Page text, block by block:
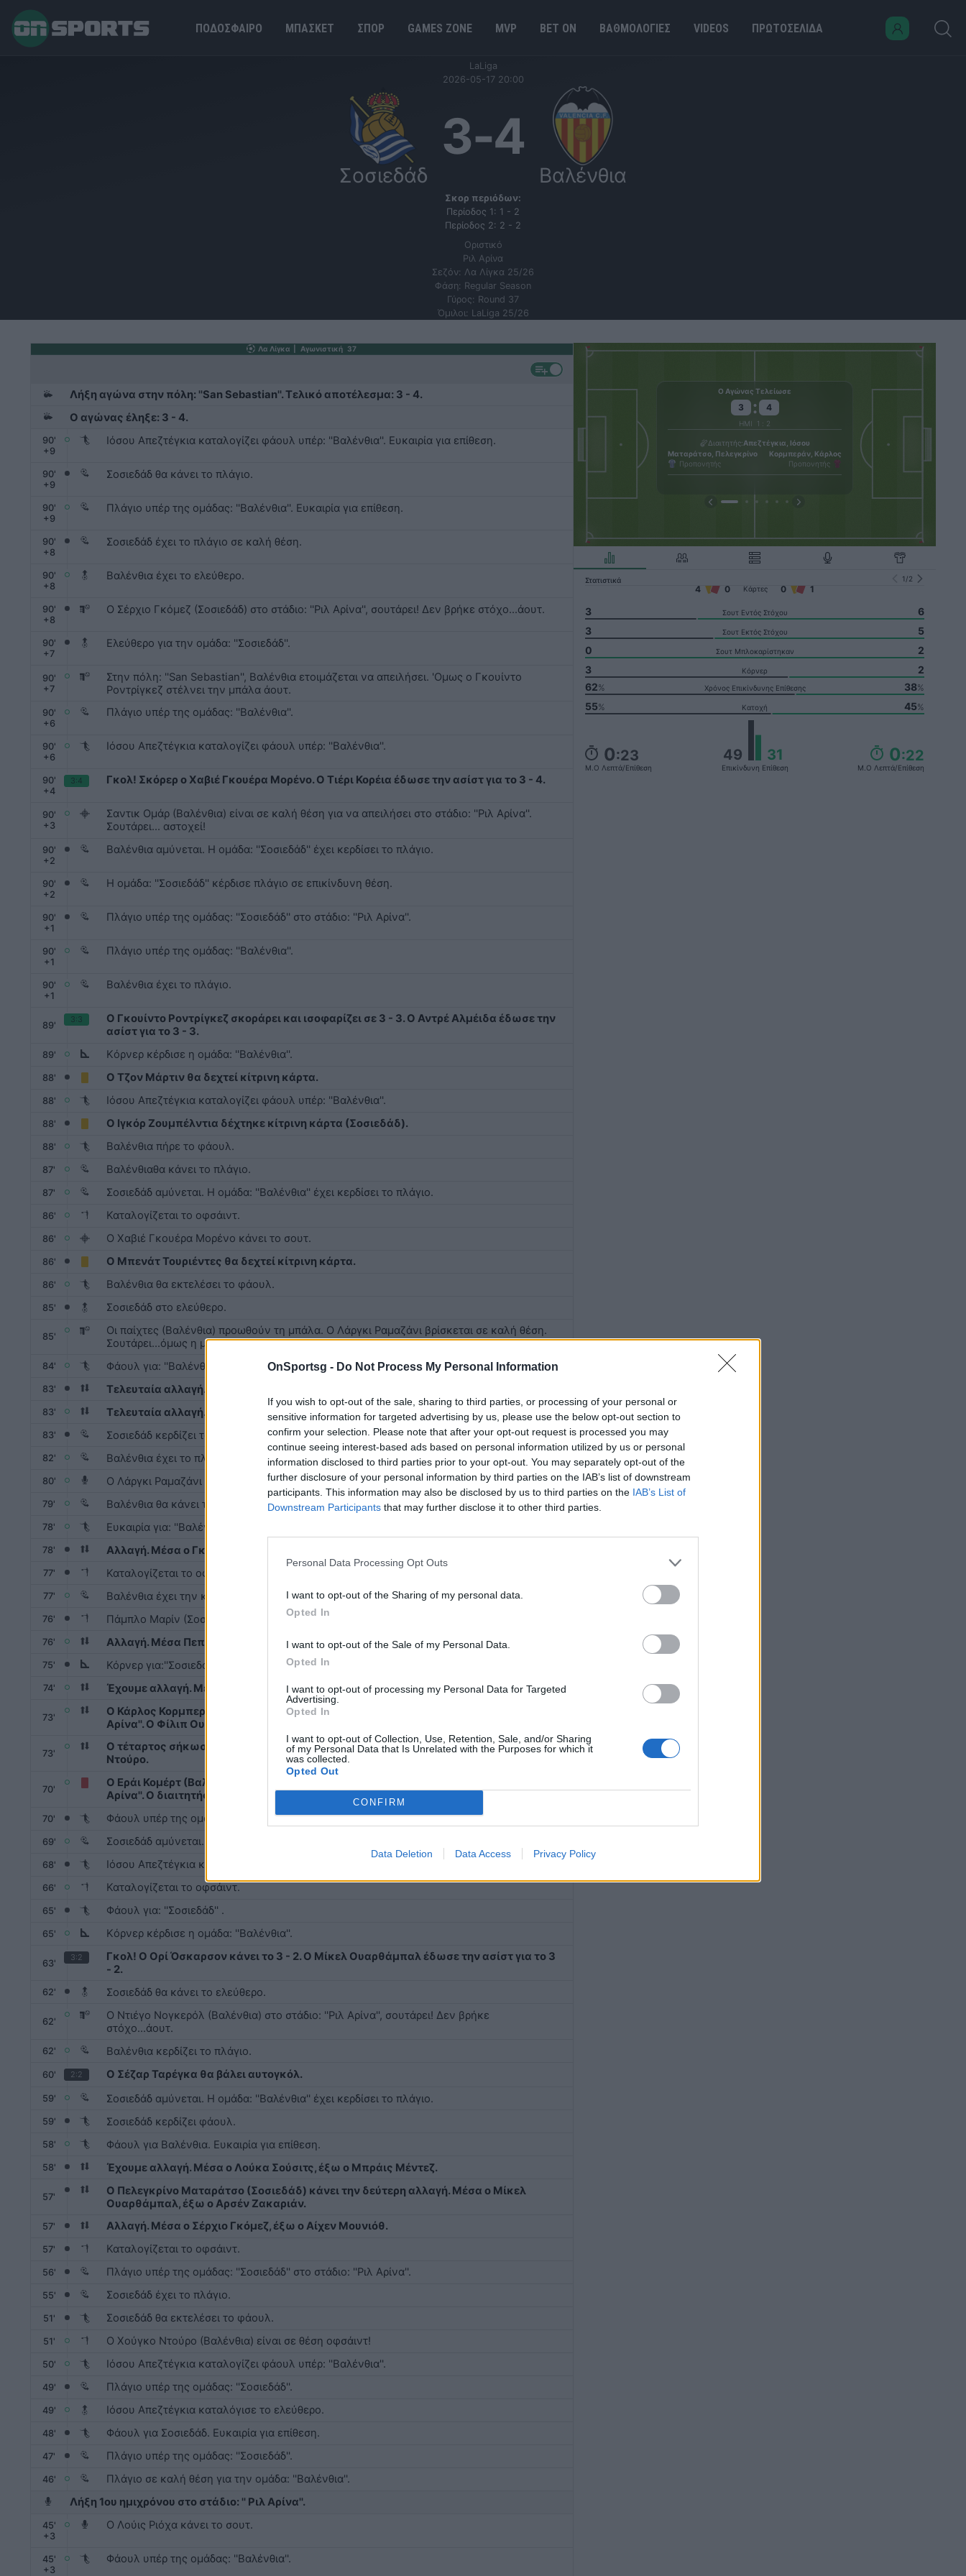
OnSportsg - Do Not Process My Personal Information
If you wish to opt-out of the sale, sharing to third parties, or processing of your personal or
sensitive information for targeted advertising by us, please use the below opt-out section to
confirm your selection. Please note that after your opt-out request is processed you may
continue seeing interest-based ads based on personal information utilized by us or personal
information disclosed to third parties prior to your opt-out. You may separately opt-out of the
further disclosure of your personal information by third parties on the IAB’s list of downstream
participants. This information may also be disclosed by us to third parties on the IAB’s List of
Downstream Participants that may further disclose it to other third parties.
Personal Data Processing Opt Outs
I want to opt-out of the Sharing of my personal data.
Opted In
I want to opt-out of the Sale of my Personal Data.
Opted In
I want to opt-out of processing my Personal Data for Targeted
Advertising.
Opted In
I want to opt-out of Collection, Use, Retention, Sale, and/or Sharing
of my Personal Data that Is Unrelated with the Purposes for which it
was collected.
Opted Out
CONFIRM
Data Deletion Data Access Privacy Policy
ΠΟΔΟΣΦΑΙΡΟ ΜΠΑΣΚΕΤ ΣΠΟΡ GAMES ΖΟΝΕ MVP BET ΟΝ ΒΑΘΜΟΛΟΓΙΕΣ VIDEOS ΠΡΩΤΟΣΕΛΙΔΑ
LaLiga
2026-05-17 20:00
Σοσιεδάδ
3-4
Βαλένθια
Σκορ περιόδων:
Περίοδος 1: 1 - 2
Περίοδος 2: 2 - 2
Οριστικό
Ριλ Αρίνα
Σεζόν: Λα Λίγκα 25/26
Φάση: Regular Season
Γύρος: Round 37
Όμιλοι: LaLiga 25/26
Ο Αγώνας Τελείωσε
3 : 4
ΗΜΙ 1 : 2
Απεζτέγκια, Ιόσου
Διαιτητής
Ματαράτσο, Πελεγκρίνο
Προπονητής
Κορμπεράν, Κάρλος
Προπονητής
Χωρητικότητα
Στατιστικά 1 /2
4 0 Κάρτες 0 1
3 Σουτ Εντός Στόχου
6
3
Σουτ Εκτός Στόχου
5
0
Σουτ Μπλοκαρίστηκαν
2
3
Κόρνερ
2
62% Χρόνος Επικίνδυνης Επίθεσης 38%
55% Κατοχή 45%
0:23 49 31 0:22
Μ.ο Λεπτά/επίθεση Επικίνδυνη Επίθεση Μ.ο Λεπτά/επίθεση
Λα Λίγκα Αγωνιστική 37
Λήξη αγώνα στην πόλη: ''San Sebastian''. Τελικό αποτέλεσμα: 3 - 4.
Ο αγώνας έληξε: 3 - 4.
90'
+ 9
Ιόσου Απεζτέγκια καταλογίζει φάουλ υπέρ: ''Βαλένθια''. Ευκαιρία για επίθεση.
90'
+ 9
Σοσιεδάδ θα κάνει το πλάγιο.
90'
+ 9
Πλάγιο υπέρ της ομάδας: ''Βαλένθια''. Ευκαιρία για επίθεση.
90'
+ 8
Σοσιεδάδ έχει το πλάγιο σε καλή θέση.
90'
+ 8
Βαλένθια έχει το ελεύθερο.
90'
+ 8
Ο Σέρχιο Γκόμεζ (Σοσιεδάδ) στο στάδιο: ''Ριλ Αρίνα'', σουτάρει! Δεν βρήκε στόχο...άουτ.
90'
+7
Ελεύθερο για την ομάδα: ''Σοσιεδάδ''.
90'
+7
Στην πόλη: ''San Sebastian'', Βαλένθια ετοιμάζεται να απειλήσει. 'Ομως ο Γκουίντο
Ροντρίγκεζ στέλνει την μπάλα άουτ.
90'
+ 6
Πλάγιο υπέρ της ομάδας: ''Βαλένθια''.
90'
+ 6
Ιόσου Απεζτέγκια καταλογίζει φάουλ υπέρ: ''Βαλένθια''.
90'
+ 4
3:4 Γκολ! Σκόρερ ο Χαβιέ Γκουέρα Μορένο. Ο Τιέρι Κορέια έδωσε την ασίστ για το 3 - 4.
90'
+ 3
Σαντικ Ομάρ (Βαλένθια) είναι σε καλή θέση για να απειλήσει στο στάδιο: ''Ριλ Αρίνα''.
Σουτάρει... αστοχεί!
90'
+ 2
Βαλένθια αμύνεται. Η ομάδα: ''Σοσιεδάδ'' έχει κερδίσει το πλάγιο.
90'
+ 2
H ομάδα: ''Σοσιεδάδ'' κέρδισε πλάγιο σε επικίνδυνη θέση.
90'
+ 1
Πλάγιο υπέρ της ομάδας: ''Σοσιεδάδ'' στο στάδιο: ''Ριλ Αρίνα''.
90'
+ 1
Πλάγιο υπέρ της ομάδας: ''Βαλένθια''.
90'
+ 1
Βαλένθια έχει το πλάγιο.
89'
3:3
Ο Γκουίντο Ροντρίγκεζ σκοράρει και ισοφαρίζει σε 3 - 3. Ο Αντρέ Αλμέιδα έδωσε την
ασίστ για το 3 - 3.
89' Kόρνερ κέρδισε η ομάδα: ''Βαλένθια''.
88' Ο Τζον Μάρτιν θα δεχτεί κίτρινη κάρτα.
88' Ιόσου Απεζτέγκια καταλογίζει φάουλ υπέρ: ''Βαλένθια''.
88' Ο Ιγκόρ Ζουμπέλντια δέχτηκε κίτρινη κάρτα (Σοσιεδάδ).
88' Βαλένθια πήρε το φάουλ.
87' Βαλένθιαθα κάνει το πλάγιο.
87' Σοσιεδάδ αμύνεται. Η ομάδα: ''Βαλένθια'' έχει κερδίσει το πλάγιο.
86' Καταλογίζεται το οφσάιντ.
86' Ο Χαβιέ Γκουέρα Μορένο κάνει το σουτ.
86' Ο Μπενάτ Τουριέντες θα δεχτεί κίτρινη κάρτα.
86' Βαλένθια θα εκτελέσει το φάουλ.
85' Σοσιεδάδ στο ελεύθερο.
85'
Οι παίχτες (Βαλένθια) προωθούν τη μπάλα. Ο Λάργκι Ραμαζάνι βρίσκεται σε καλή θέση.
Σουτάρει...όμως η μπάλα καταλήγει άουτ.
84' Φάουλ για: ''Βαλένθια'' λίγο έξω από τη μεγάλη περιοχή.
83' Τελευταία αλλαγή. Μέσα ο Αρίτζ Ελουστόντο, έξω:Αρίτζ Ελουστόντο.
83' Τελευταία αλλαγή. Μέσα ο Ουνάι Νιούνιεζ, έξω:Ουνάι Νιούνιεζ.
83' Σοσιεδάδ κερδίζει το πλάγιο.
82' Βαλένθια έχει το πλάγιο σε καλή θέση.
80' Ο Λάργκι Ραμαζάνι κάνει το σουτ.
79' Βαλένθια θα κάνει το πλάγιο.
78' Ευκαιρία για: ''Βαλένθια''. Φάουλ σε καλή θέση.
78' Αλλαγή. Μέσα ο Γκονσάλο Γκεδές, έξω ο Ορί Όσκαρσον.
77' Καταλογίζεται το οφσάιντ.
77' Βαλένθια έχει την κατοχή μπάλας με αυτό το κερδισμένο πλάγιο.
76' Πάμπλο Μαρίν (Σοσιεδάδ) είναι σε θέση οφσάιντ.
76' Αλλαγή. Μέσα Πεπελού , έξω ο Ντιέγο Νογκερόλ.
75' Κόρνερ για:''Σοσιεδάδ''.
74' Έχουμε αλλαγή. Μέσα ο Λάργκι Ραμαζάνι, έξω ο Λούις Ριόχα.
73'
Ο Κάρλος Κορμπεράν κάνει την δεύτερη αλλάγη της ομάδας του στο στάδιο: ''Ριλ
Αρίνα''. Ο Φίλιπ Ουγκρινίκ αποχωρεί. Την θέση του θα πάρει ο Τιέρι Κορέια.
73'
Ο τέταρτος σήκωσε το ταμπελάκι. Αλλαγή, μέσα ο Σαντικ Ομάρ, έξω ο Χούγκο
Ντούρο.
70'
Ο Εράι Κομέρτ (Βαλένθια) επέδειξε αντιαθλητική συμπεριφορά στο στάδιο: ''Ριλ
Αρίνα''. Ο διαιτητής δεν έχει άλλη επιλογή από το να του δείξει την κόκκινη κάρτα.
70' Φάουλ υπέρ της ομάδας: ''Σοσιεδάδ''.
69' Σοσιεδάδ αμύνεται. Η ομάδα: ''Βαλένθια'' έχει κερδίσει το πλάγιο.
68' Ιόσου Απεζτέγκια καταλογίζει φάουλ υπέρ: ''Σοσιεδάδ''.
66' Καταλογίζεται το οφσάιντ.
65' Φάουλ για: ''Σοσιεδάδ'' .
65' Kόρνερ κέρδισε η ομάδα: ''Βαλένθια''.
63'
3:2
Γκολ! Ο Ορί Όσκαρσον κάνει το 3 - 2. Ο Μίκελ Ουαρθάμπαλ έδωσε την ασίστ για το 3
- 2.
62' Σοσιεδάδ θα κάνει το ελεύθερο.
62'
Ο Ντιέγο Νογκερόλ (Βαλένθια) στο στάδιο: ''Ριλ Αρίνα'', σουτάρει! Δεν βρήκε
στόχο...άουτ.
62' Βαλένθια κερδίζει το πλάγιο.
60' 2:2 Ο Σέζαρ Ταρέγκα θα βάλει αυτογκόλ.
59' Σοσιεδάδ αμύνεται. Η ομάδα: ''Βαλένθια'' έχει κερδίσει το πλάγιο.
59' Σοσιεδάδ κερδίζει φάουλ.
58' Φάουλ για Βαλένθια. Ευκαιρία για επίθεση.
58' Έχουμε αλλαγή. Μέσα ο Λούκα Σούσιτς, έξω ο Μπράις Μέντεζ.
57'
Ο Πελεγκρίνο Ματαράτσο (Σοσιεδάδ) κάνει την δεύτερη αλλαγή. Μέσα ο Μίκελ
Ουαρθάμπαλ, έξω ο Αρσέν Ζακαριάν.
57' Αλλαγή. Μέσα ο Σέρχιο Γκόμεζ, έξω ο Αίχεν Μουνιόθ.
57' Καταλογίζεται το οφσάιντ.
56' Πλάγιο υπέρ της ομάδας: ''Σοσιεδάδ'' στο στάδιο: ''Ριλ Αρίνα''.
55' Σοσιεδάδ έχει το πλάγιο.
51' Σοσιεδάδ θα εκτελέσει το φάουλ.
51' Ο Χούγκο Ντούρο (Βαλένθια) είναι σε θέση οφσάιντ!
50' Ιόσου Απεζτέγκια καταλογίζει φάουλ υπέρ: ''Βαλένθια''.
49' Πλάγιο υπέρ της ομάδας: ''Σοσιεδάδ''.
49' Ιόσου Απεζτέγκια καταλόγισε το ελεύθερο.
48' Φάουλ για Σοσιεδάδ. Ευκαιρία για επίθεση.
47' Πλάγιο υπέρ της ομάδας: ''Σοσιεδάδ''.
46'
Πλάγιο σε καλή θέση για την ομάδα: ''Βαλένθια''.
Λήξη 1ου ημιχρόνου στο στάδιο: '' Ριλ Αρίνα''.
45'
+ 3
Ο Λούις Ριόχα κάνει το σουτ.
45'
+ 3
Φάουλ υπέρ της ομάδας: ''Βαλένθια''.